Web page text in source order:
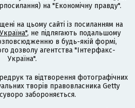
на "Економічну правду".
на цьому сайті із посиланням на
, не підлягають подальшому
в будь-якій формі,
дозволу агентства "Інтерфакс-
Україна".
та відтворення фотографічних
творів правовласника Getty
забороняється.